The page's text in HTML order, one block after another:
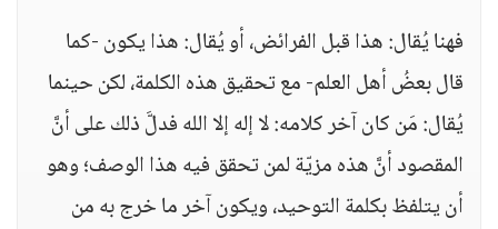
فهنا يُقال: هذا قبل الفرائض، أو يُقال: هذا يكون -كما
قال بعضُ أهل العلم- مع تحقيق هذه الكلمة، لكن حينما
يُقال: مَن كان آخر كلامه: لا إله إلا الله فدلَّ ذلك على أنَّ
المقصود أنَّ هذه مزيّة لمن تحقق فيه هذا الوصف؛ وهو
أن يتلفظ بكلمة التوحيد، ويكون آخر ما خرج به من